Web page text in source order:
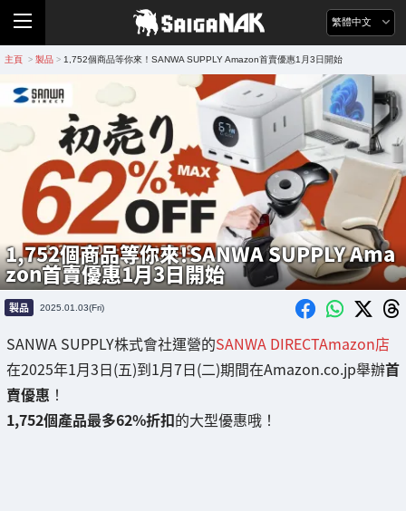
繁體中文
主頁 > 製品 > 1,752個商品等你來！SANWA SUPPLY Amazon首賣優惠1月3日開始
1,752個商品等你來！SANWA SUPPLY Ama
zon首賣優惠1月3日開始
製品 2025.01.03(Fri)
SANWA SUPPLY株式會社運營的SANWA DIRECTAmazon店
在2025年1月3日(五)到1月7日(二)期間在Amazon.co.jp舉辦首
賣優惠 ！
1,752個產品最多62%折扣的大型優惠哦！